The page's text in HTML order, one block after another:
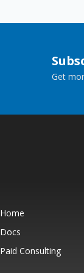
Get
Home
Docs
Paid Consulting